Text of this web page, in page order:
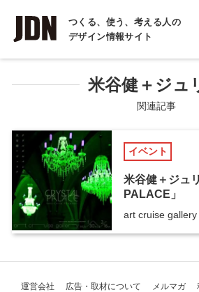
つくる、使う、考える人の
デザイン情報サイト
INTERVIEW
インタビュー
REPORT
COLUMN
コラム
米谷健＋ジュ
関連記事
イベント
米谷健＋ジュ
PALACE」
art cruise
運営会社 広告・取材について メルマガ